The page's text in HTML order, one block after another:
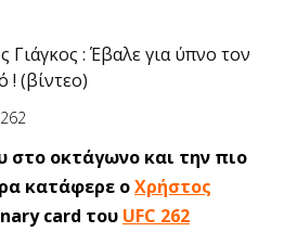
: Έβαλε για ύπνο τον
! (βίντεο)
στο οκτάγωνο και την πιο
κατάφερε οΧρήστος
card του UFC 262